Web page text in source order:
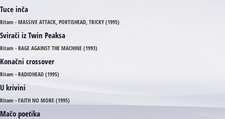
Tuce inča
Ritam - MASSIVE ATTACK, PORTISHEAD, TRICKY (1995)
Svirači iz Twin Peaksa
Ritam - RAGE AGAINST THE MACHINE (1993)
Konačni crossover
Ritam - RADIOHEAD (1995)
U krivini
Ritam - FAITH NO MORE (1995)
Mačo poetika